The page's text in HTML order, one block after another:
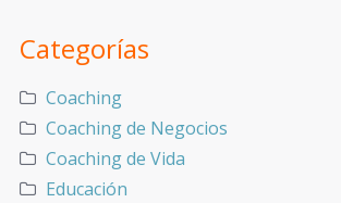
Categorías
Coaching
Coaching de Negocios
Coaching de Vida
Educación